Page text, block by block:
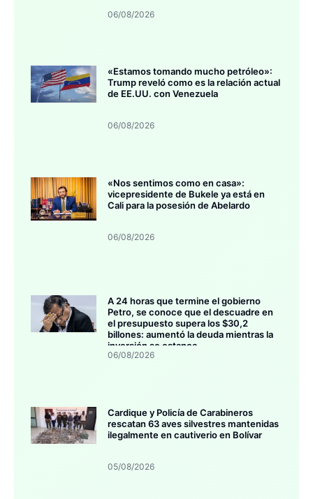
06/08/2026
«Estamos tomando mucho petróleo»:
Trump reveló como es la relación actual
de EE.UU. con Venezuela
06/08/2026
«Nos sentimos como en casa»:
vicepresidente de Bukele ya está en
Cali para la posesión de Abelardo
06/08/2026
A 24 horas que termine el gobierno
Petro, se conoce que el descuadre en
el presupuesto supera los $30,2
billones: aumentó la deuda mientras la
inversión se estanca
06/08/2026
Cardique y Policía de Carabineros
rescatan 63 aves silvestres mantenidas
ilegalmente en cautiverio en Bolívar
05/08/2026